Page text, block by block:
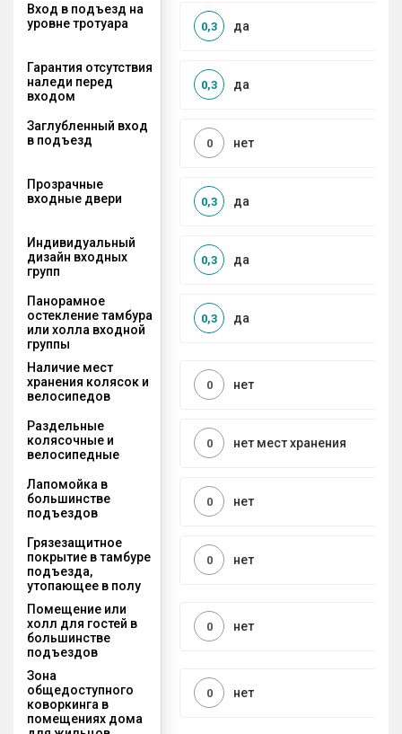
Вход в подъезд на
уровне тротуара
да
0,3
Гарантия отсутствия
наледи перед
входом
да
0,3
Заглубленный вход
в подъезд
нет
0
Прозрачные
входные двери
да
0,3
Индивидуальный
дизайн входных
групп
да
0,3
Панорамное
остекление тамбура
или холла входной
группы
да
0,3
Наличие мест
хранения колясок и
велосипедов
нет
0
Раздельные
колясочные и
велосипедные
нет мест хранения
0
Лапомойка в
большинстве
подъездов
нет
0
Грязезащитное
покрытие в тамбуре
подъезда,
утопающее в полу
нет
0
Помещение или
холл для гостей в
большинстве
подъездов
нет
0
Зона
общедоступного
коворкинга в
помещениях дома
нет
0